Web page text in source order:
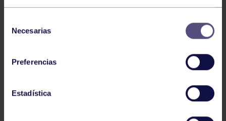
Necesarias
Preferencias
Estadística
Voleibol